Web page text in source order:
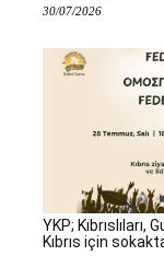
30/07/2026
YKP;
Kıbrıs için